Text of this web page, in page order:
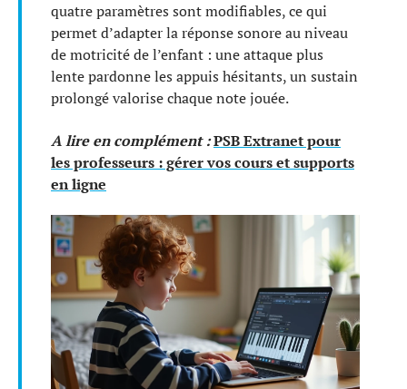
quatre paramètres sont modifiables, ce qui
permet d’adapter la réponse sonore au niveau
de motricité de l’enfant : une attaque plus
lente pardonne les appuis hésitants, un sustain
prolongé valorise chaque note jouée.
A lire en complément :PSB Extranet pour
les professeurs : gérer vos cours et supports
en ligne